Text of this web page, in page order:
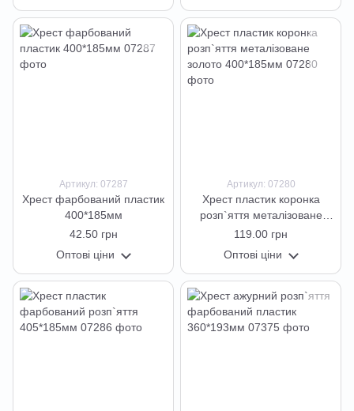
Артикул: 07287
Хрест фарбований пластик
400*185мм
42.50 грн
Оптові ціни
Артикул: 07280
Хрест пластик коронка
розп`яття металізоване
золото 400*185мм
119.00 грн
Оптові ціни